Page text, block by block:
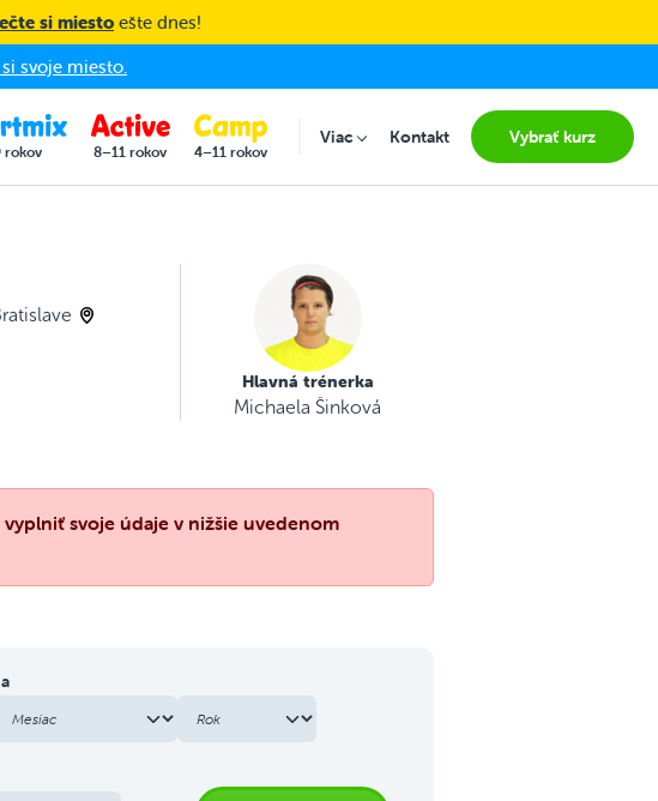
si miesto ešte dnes!
svoje miesto.
rokov 8–11 rokov 4–11 rokov
ViacSubmenu for "Viac"
Kontakt Vybrať kurz
Hlavná trénerka
Michaela Šinková
svoje údaje v nižšie uvedenom